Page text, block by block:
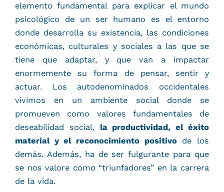
elemento fundamental para explicar el mundo
psicológico de un ser humano es el entorno
donde desarrolla su existencia, las condiciones
económicas, culturales y sociales a las que se
tiene que adaptar, y que van a impactar
enormemente su forma de pensar, sentir y
actuar. Los autodenominados occidentales
vivimos en un ambiente social donde se
promueven como valores fundamentales de
deseabilidad social, la productividad, el éxito
material y el reconocimiento positivode los
demás. Además, ha de ser fulgurante para que
se nos valore como “triunfadores” en la carrera
de la vida.